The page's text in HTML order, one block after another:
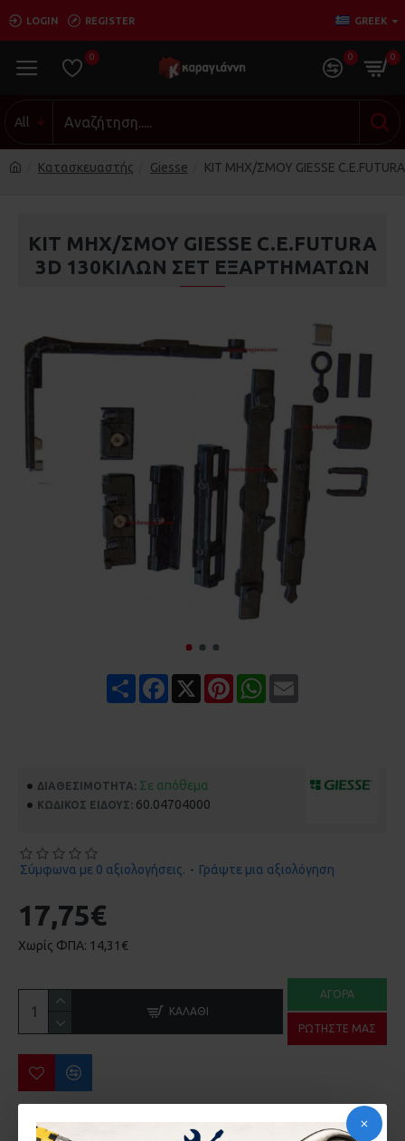
LOGIN REGISTER GREEK
0 0 0
All
Κατασκευαστής Giesse ΚΙΤ ΜΗΧ/ΣΜΟΥ GIESSE
ΚΙΤ ΜΗΧ/ΣΜΟΥ GIESSE C.E.FUTURA
3D 130ΚΙΛΏΝ ΣΕΤ ΕΞΑΡΤΗΜΑΤΩΝ
Share Facebook PinterestWhatsApp
ΔΙΑΘΕΣΙΜΌΤΗΤΑ: Σε απόθεμα
ΚΩΔΙΚΌΣ ΕΊΔΟΥΣ: 60.04704000
Σύμφωνα με 0 αξιολογήσεις. - Γράψτε μια αξιολόγηση
17,75€
Χωρίς ΦΠΑ: 14,31€
ΚΑΛΆΘΙ
ΑΓΟΡΆ
ΡΩΤΉΣΤΕ ΜΑΣ